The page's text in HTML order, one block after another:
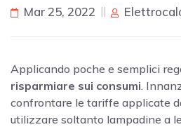
Mar 25, 2022
Applicando poche e semplici
risparmiare sui consumi .
confrontare le tariffe applicate
utilizzare soltanto lampadine a